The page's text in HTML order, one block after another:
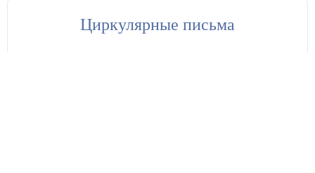
Циркулярные письма